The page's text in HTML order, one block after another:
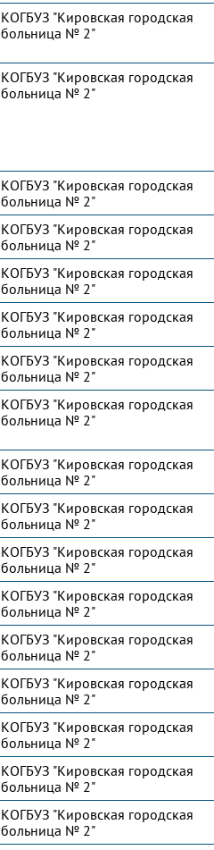
КОГБУЗ "Кировская городская
больница № 2"
КОГБУЗ "Кировская городская
больница № 2"
КОГБУЗ "Кировская городская
больница № 2"
КОГБУЗ "Кировская городская
больница № 2"
КОГБУЗ "Кировская городская
больница № 2"
КОГБУЗ "Кировская городская
больница № 2"
КОГБУЗ "Кировская городская
больница № 2"
КОГБУЗ "Кировская городская
больница № 2"
КОГБУЗ "Кировская городская
больница № 2"
КОГБУЗ "Кировская городская
больница № 2"
КОГБУЗ "Кировская городская
больница № 2"
КОГБУЗ "Кировская городская
больница № 2"
КОГБУЗ "Кировская городская
больница № 2"
КОГБУЗ "Кировская городская
больница № 2"
КОГБУЗ "Кировская городская
больница № 2"
КОГБУЗ "Кировская городская
больница № 2"
КОГБУЗ "Кировская городская
больница № 2"